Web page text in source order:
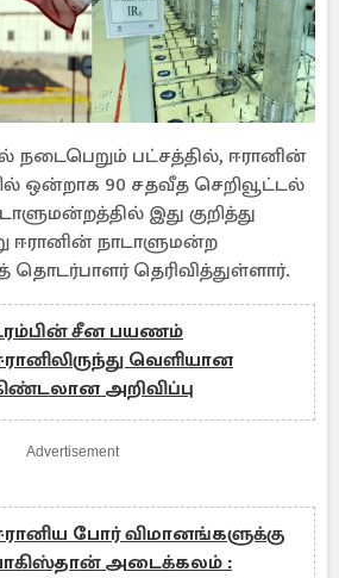
நடைபெறும் பட்சத்தில், ஈரானின்
ஒன்றாக 90 சதவீத செறிவூட்டல்
இது குறித்து
ஈரானின் நாடாளுமன்ற
தொடர்பாளர் தெரிவித்துள்ளார்.
சீன பயணம்
வெளியான
அறிவிப்பு
Advertisement
போர் விமானங்களுக்கு
அடைக்கலம் :